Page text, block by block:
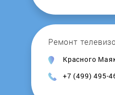
Ремонт
Красного
+7 (499) 495-